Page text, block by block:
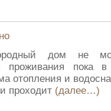
дом не
проживания пока
отопления и
проходит (далее…)